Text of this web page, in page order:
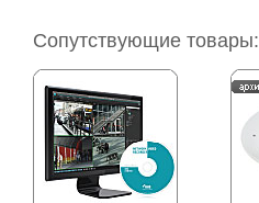
Сопутствующие товары: